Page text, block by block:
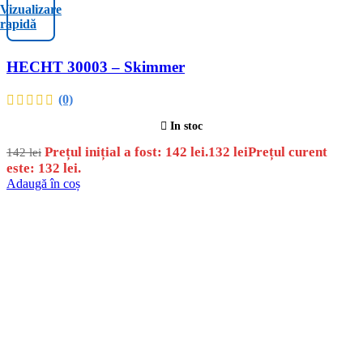
Vizualizare
rapidă
HECHT 30003 – Skimmer
(0)
In stoc
142lei Prețul inițial a fost: 142 lei.132 leiPrețul curent
este: 132 lei.
Adaugă în coș